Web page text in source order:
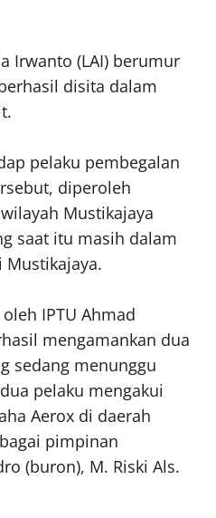
Irwanto (LAI) berumur
disita dalam
pelaku pembegalan
diperoleh
Mustikajaya
saat itu masih dalam
IPTU Ahmad
mengamankan dua
sedang menunggu
pelaku mengakui
Aerox di daerah
pimpinan
(buron), M. Riski Als.